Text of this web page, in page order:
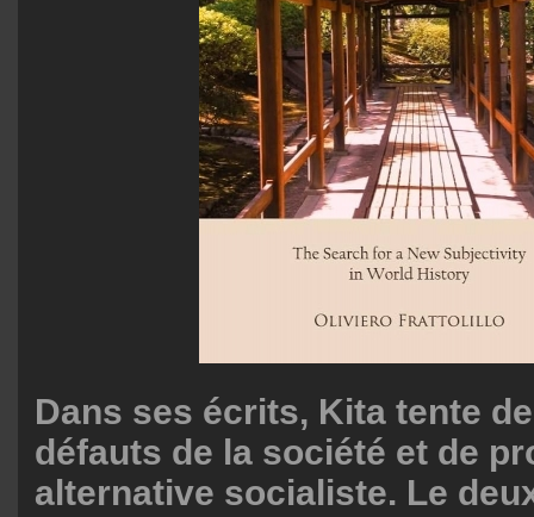
Dans ses écrits, Kita tente
défauts de la société et de
alternative socialiste. Le